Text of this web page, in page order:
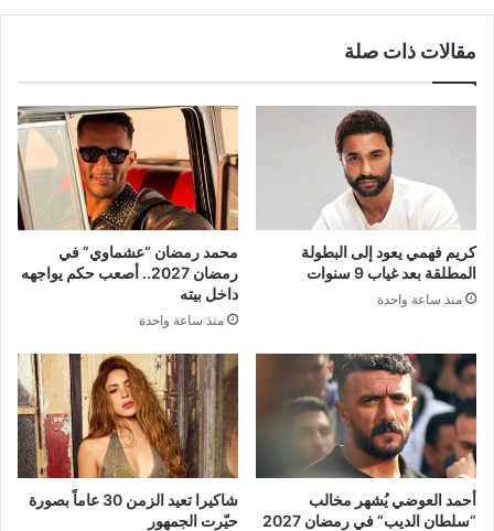
مقالات ذات صلة
كريم فهمي يعود إلى البطولة
المطلقة بعد غياب 9 سنوات
منذ ساعة واحدة
محمد رمضان “عشماوي” في
رمضان 2027.. أصعب حكم يواجهه
داخل بيته
منذ ساعة واحدة
أحمد العوضي يُشهر مخالب
“سلطان الديب” في رمضان 2027
شاكيرا تعيد الزمن 30 عاماً بصورة
حيّرت الجمهور